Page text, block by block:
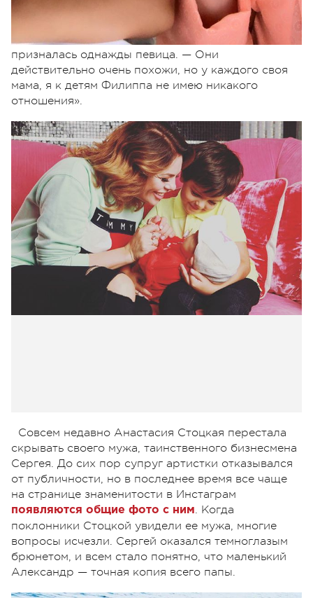
действительно безумно похож на моего сына.
Когда Филипп показывал сына раньше, не было
такого сходства, а сейчас это просто одно лиц, —
призналась однажды певица. — Они
действительно очень похожи, но у каждого своя
мама, я к детям Филиппа не имею никакого
отношения».
Совсем недавно Анастасия Стоцкая перестала
скрывать своего мужа, таинственного бизнесмена
Сергея. До сих пор супруг артистки отказывался
от публичности, но в последнее время все чаще
на странице знаменитости в Инстаграм
появляются общие фото с ним. Когда
поклонники Стоцкой увидели ее мужа, многие
вопросы исчезли. Сергей оказался темноглазым
брюнетом, и всем стало понятно, что маленький
Александр — точная копия всего папы.